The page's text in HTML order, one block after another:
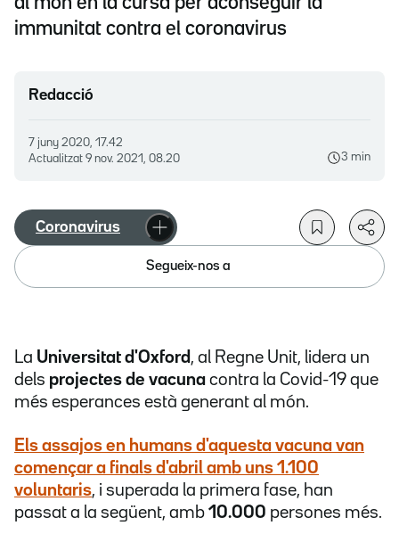
al món en la cursa per aconseguir la
immunitat contra el coronavirus
Redacció
7 juny 2020, 17.42
Actualitzat 9 nov. 2021, 08.20 3 min
Coronavirus
Segueix-nos a
La Universitat d'Oxford , al Regne Unit, lidera un
dels projectes de vacuna contra la Covid-19 que
més esperances està generant al món.
Els assajos en humans d'aquesta vacuna van
començar a finals d'abril amb uns 1.100
voluntaris, i superada la primera fase, han
passat a la següent, amb 10.000 persones més.